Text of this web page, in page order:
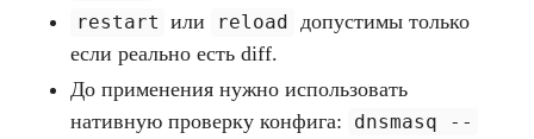
restart или reload
допустимы только
если реально есть diff.
До применения нужно использовать
нативную проверку конфига:
dnsmasq --